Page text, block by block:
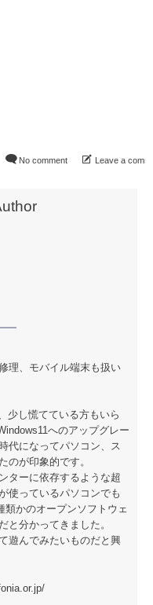
No comment Leave a
理、モバイル端末も扱い
少し慌てている方もいら
へのアップグレー
代になってパソコン、ス
のが印象的です。
ターに依存するような超
使っているパソコンでも
かのオープンソフトウェ
と分かってきました。
遊んでみたいものだと興